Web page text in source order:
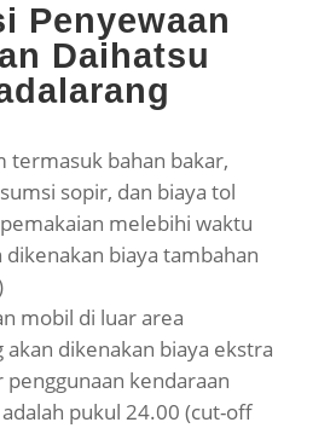
Penyewaan
Daihatsu
termasuk bahan bakar,
sopir, dan biaya tol
melebihi waktu
dikenakan biaya tambahan
mobil di luar area
akan dikenakan biaya ekstra
penggunaan kendaraan
pukul 24.00 (cut-off